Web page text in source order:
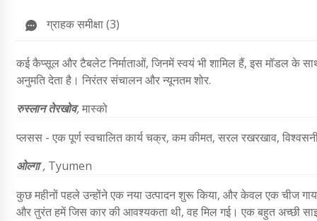
ग्राहक समीक्षा (3)
कई कैप्सूल और टैबलेट निर्माताओं, जिनमें स्वयं भी शामिल हैं, इस मॉडल
अनुमति देता है। निरंतर संचालन और न्यूनतम शोर.
रुस्लान तेरखोव,मास्को
प्लसस - एक पूर्ण स्वचालित कार्य चक्र, कम कीमत, सरल रखरखाव,
ओल्गा, Tyumen
कुछ महीनों पहले उन्होंने एक नया उत्पादन शुरू किया, और केवल एक चीज
और तुरंत हमें जिस कार की आवश्यकता थी, वह मिल गई। एक बहुत अच्छी